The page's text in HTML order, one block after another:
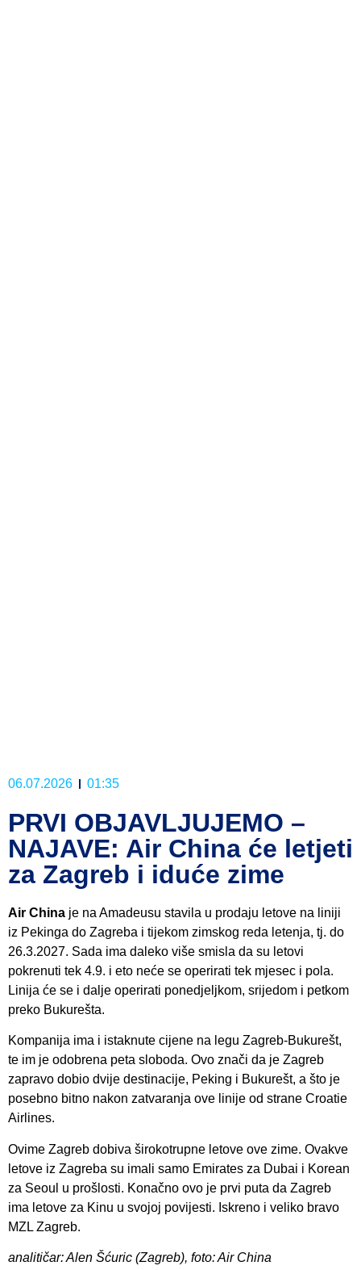
06.07.2026 01:35
PRVI OBJAVLJUJEMO –
NAJAVE: Air China će letjeti
za Zagreb i iduće zime
Air China je na Amadeusu stavila u prodaju letove na liniji
iz Pekinga do Zagreba i tijekom zimskog reda letenja, tj. do
26.3.2027. Sada ima daleko više smisla da su letovi
pokrenuti tek 4.9. i eto neće se operirati tek mjesec i pola.
Linija će se i dalje operirati ponedjeljkom, srijedom i petkom
preko Bukurešta.
Kompanija ima i istaknute cijene na legu Zagreb-Bukurešt,
te im je odobrena peta sloboda. Ovo znači da je Zagreb
zapravo dobio dvije destinacije, Peking i Bukurešt, a što je
posebno bitno nakon zatvaranja ove linije od strane Croatie
Airlines.
Ovime Zagreb dobiva širokotrupne letove ove zime. Ovakve
letove iz Zagreba su imali samo Emirates za Dubai i Korean
za Seoul u prošlosti. Konačno ovo je prvi puta da Zagreb
ima letove za Kinu u svojoj povijesti. Iskreno i veliko bravo
MZL Zagreb.
analitičar: Alen Šćuric (Zagreb), foto: Air China